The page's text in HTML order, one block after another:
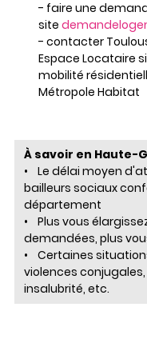
- faire une
site
- contacter
Espace Locataire
mobilité
Métropole Habitat
À savoir en Haute-
• Le délai moyen
bailleurs sociaux
département
• Plus vous
demandées, plus
• Certaines
violences
insalubrité, etc.